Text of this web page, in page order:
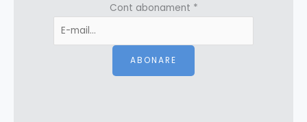
Cont abonament *
ABONARE